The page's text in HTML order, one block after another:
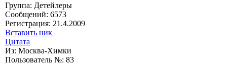
Группа: Дeтeйлeры
Сообщений: 6573
Регистрация: 21.4.2009
Вставить ник
Цитата
Из: Москва-Химки
Пользователь №: 83